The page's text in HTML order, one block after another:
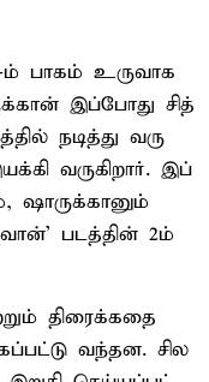
ம் பாகம் உரு​வாக
இப்​போது சித்​
நடித்து வரு​
வரு​கிறார். இப்​
ஷாருக்​கானும்
படத்​தின் 2ம்
திரைக்​கதை
வந்​தன. சில